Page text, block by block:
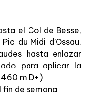
el Col de Besse,
du Midi d’Ossau.
hasta enlazar
para aplicar la
m D+)
fin de semana